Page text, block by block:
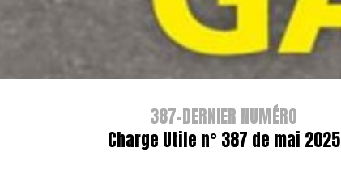
387-DERNIER NUMÉRO
Charge Utile n° 387 de mai 2025